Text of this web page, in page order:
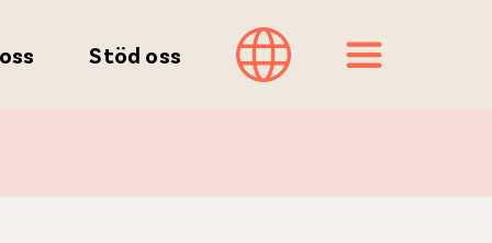
Stöd oss